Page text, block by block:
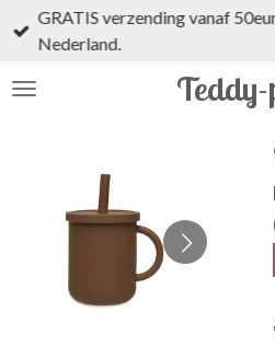
Ga
direct
de
GRATIS verzending vanaf
Nederland.